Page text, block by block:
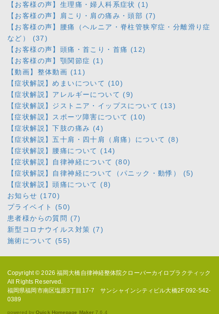
【お客様の声】生理痛・婦人科系症状 (1)
【お客様の声】肩こり・肩の痛み・頭部 (7)
【お客様の声】腰痛（ヘルニア・脊柱管狭窄症・分離滑り症
など） (37)
【お客様の声】頭痛・首こり・首痛 (12)
【お客様の声】顎関節症 (1)
【動画】整体動画 (11)
【症状解説】めまいについて (10)
【症状解説】アレルギーについて (9)
【症状解説】ジストニア・イップスについて (13)
【症状解説】スポーツ障害について (10)
【症状解説】下肢の痛み (4)
【症状解説】五十肩・四十肩（肩痛）について (8)
【症状解説】腰痛について (14)
【症状解説】自律神経について (80)
【症状解説】自律神経について（パニック・動悸） (5)
【症状解説】頭痛について (8)
お知らせ (170)
プライベイト (50)
患者様からの質問 (7)
新型コロナウイルス対策 (7)
施術について (55)
Copyright © 2026福岡大橋自律神経整体院クローバーカイロプラクティック
All Rights Reserved.
福岡県福岡市南区塩原3丁目17-7 サンシャインシティビル大橋2F 092-542-
0389
powered byQuick Homepage Maker 7.6.4